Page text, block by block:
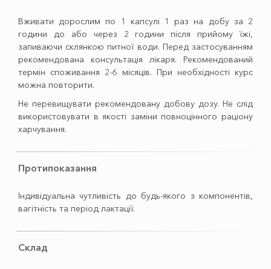
Вживати дорослим по 1 капсулі 1 раз на добу за 2
години до або через 2 години після прийому їжі,
запиваючи склянкою питної води. Перед застосуванням
рекомендована консультація лікаря. Рекомендований
термін споживання 2-6 місяців. При необхідності курс
можна повторити.
Не перевищувати рекомендовану добову дозу. Не слід
використовувати в якості заміни повноцінного раціону
харчування.
Протипоказання
Індивідуальна чутливість до будь-якого з компонентів,
вагітність та період лактації.
Склад